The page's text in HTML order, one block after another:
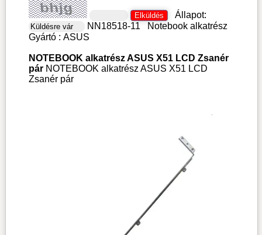
Állapot:
NN18518-11
Notebook alkatrész
Gyártó : ASUS
NOTEBOOK alkatrész ASUS X51 LCD Zsanér
párNOTEBOOK alkatrész ASUS X51 LCD
Zsanér pár